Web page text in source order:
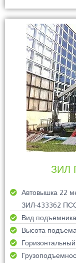
ЗИЛ
Автовышка 22
ЗИЛ-433362
Вид
Высота